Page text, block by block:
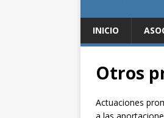
INICIO
Otros
Actuaciones